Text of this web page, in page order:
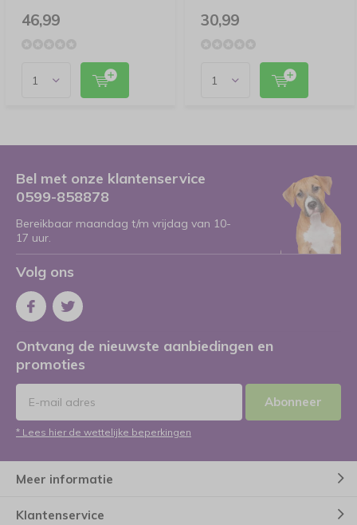
46,99 30,99
Bel met onze klantenservice
0599-858878
Bereikbaar maandag t/m vrijdag van 10-
17 uur.
Volg ons
Ontvang de nieuwste aanbiedingen en
promoties
Abonneer
* Lees hier de wettelijke beperkingen
Meer informatie
Klantenservice